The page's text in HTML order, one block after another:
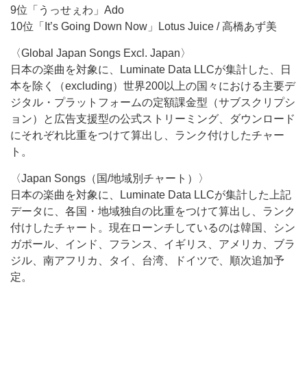
9位「うっせぇわ」Ado
10位「It’s Going Down Now」Lotus Juice / 高橋あず美
〈Global Japan Songs Excl. Japan〉
日本の楽曲を対象に、Luminate Data LLCが集計した、日
本を除く（excluding）世界200以上の国々における主要デ
ジタル・プラットフォームの定額課金型（サブスクリプシ
ョン）と広告支援型の公式ストリーミング、ダウンロード
にそれぞれ比重をつけて算出し、ランク付けしたチャー
ト。
〈Japan Songs（国/地域別チャート）〉
日本の楽曲を対象に、Luminate Data LLCが集計した上記
データに、各国・地域独自の比重をつけて算出し、ランク
付けしたチャート。現在ローンチしているのは韓国、シン
ガポール、インド、フランス、イギリス、アメリカ、ブラ
ジル、南アフリカ、タイ、台湾、ドイツで、順次追加予
定。